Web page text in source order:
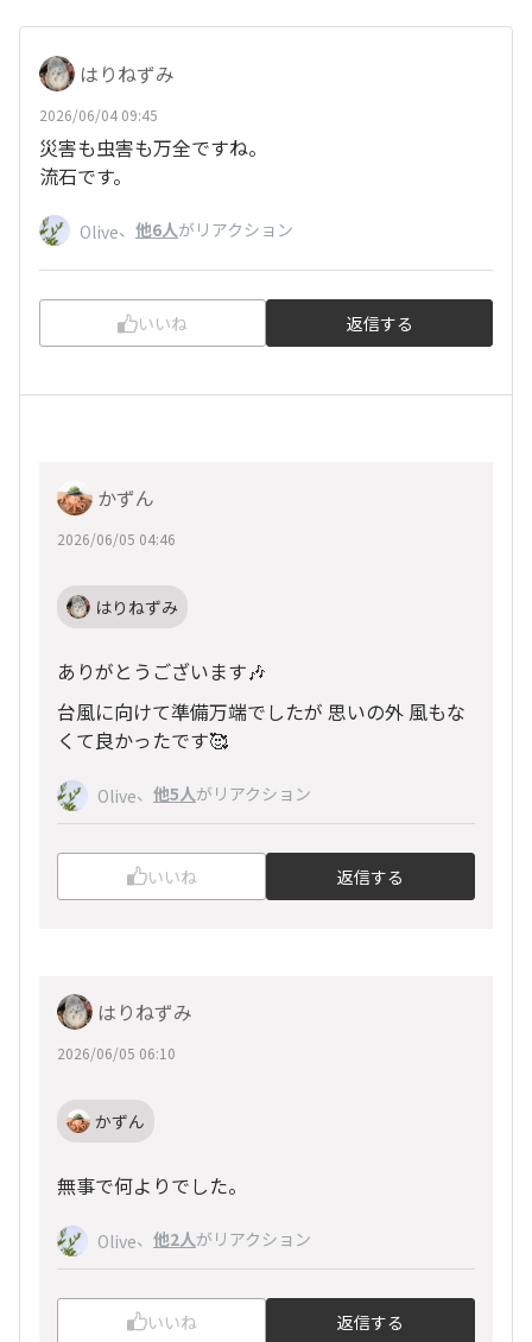
はりねずみ
2026/06/04 09:45
災害も虫害も万全ですね。
流石です。
Olive、 他6人がリアクション
いいね 返信する
かずん
2026/06/05 04:46
はりねずみ
ありがとうございます🎶
台風に向けて準備万端でしたが 思いの外 風もな
くて良かったです🥰
Olive、 他5人がリアクション
いいね 返信する
はりねずみ
2026/06/05 06:10
かずん
無事で何よりでした。
Olive、 他2人がリアクション
いいね 返信する